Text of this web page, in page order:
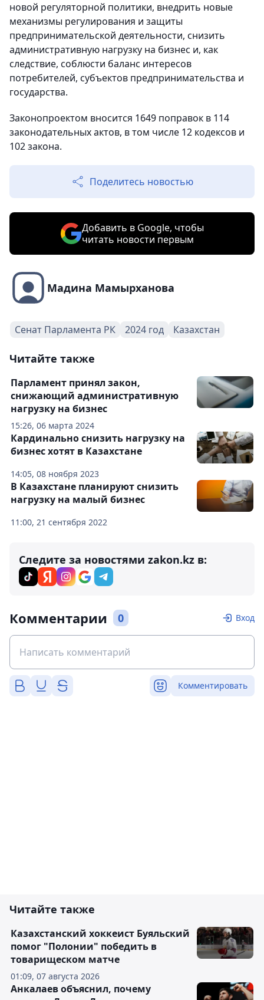
новой регуляторной политики, внедрить новые
механизмы регулирования и защиты
предпринимательской деятельности, снизить
административную нагрузку на бизнес и, как
следствие, соблюсти баланс интересов
потребителей, субъектов предпринимательства и
государства.
Законопроектом вносится 1649 поправок в 114
законодательных актов, в том числе 12 кодексов и
102 закона.
Поделитесь новостью
Добавить в Google, чтобы
читать новости первым
Мадина Мамырханова
Сенат Парламента РК 2024 год Казахстан
Читайте также
15:26, 06 марта 2024
Парламент принял закон,
снижающий административную
нагрузку на бизнес
14:05, 08 ноября 2023
Кардинально снизить нагрузку на
бизнес хотят в Казахстане
11:00, 21 сентября 2022
В Казахстане планируют снизить
нагрузку на малый бизнес
Следите за новостями zakon.kz в:
Комментарии 0 Вход
Комментировать
Читайте также
01:09, 07 августа 2026
Казахстанский хоккеист Буяльский
помог "Полонии" победить в
товарищеском матче
Анкалаев объяснил, почему